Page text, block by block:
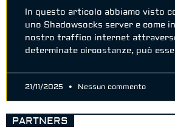
In questo articolo abbiamo visto
uno Shadowsocks server e come
nostro traffico internet
determinate circostanze, può
21/11/2025 Nessun commento
PARTNERS